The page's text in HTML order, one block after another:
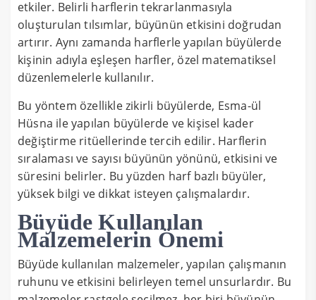
etkiler. Belirli harflerin tekrarlanmasıyla
oluşturulan tılsımlar, büyünün etkisini doğrudan
artırır. Aynı zamanda harflerle yapılan büyülerde
kişinin adıyla eşleşen harfler, özel matematiksel
düzenlemelerle kullanılır.
Bu yöntem özellikle zikirli büyülerde, Esma-ül
Hüsna ile yapılan büyülerde ve kişisel kader
değiştirme ritüellerinde tercih edilir. Harflerin
sıralaması ve sayısı büyünün yönünü, etkisini ve
süresini belirler. Bu yüzden harf bazlı büyüler,
yüksek bilgi ve dikkat isteyen çalışmalardır.
Büyüde Kullanılan
Malzemelerin Önemi
Büyüde kullanılan malzemeler, yapılan çalışmanın
ruhunu ve etkisini belirleyen temel unsurlardır. Bu